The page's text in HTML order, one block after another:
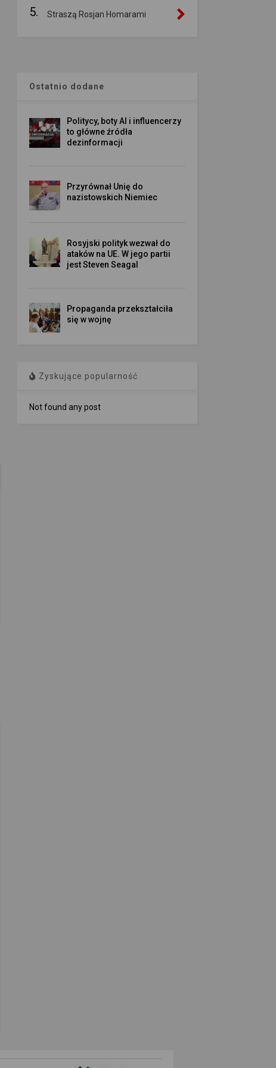
5. Straszą Rosjan Homarami
Ostatnio dodane
Politycy, boty AI i influencerzy
to główne źródła
dezinformacji
Przyrównał Unię do
nazistowskich Niemiec
Rosyjski polityk wezwał do
ataków na UE. W jego partii
jest Steven Seagal
Propaganda przekształciła
się w wojnę
Zyskujące popularność
Not found any post